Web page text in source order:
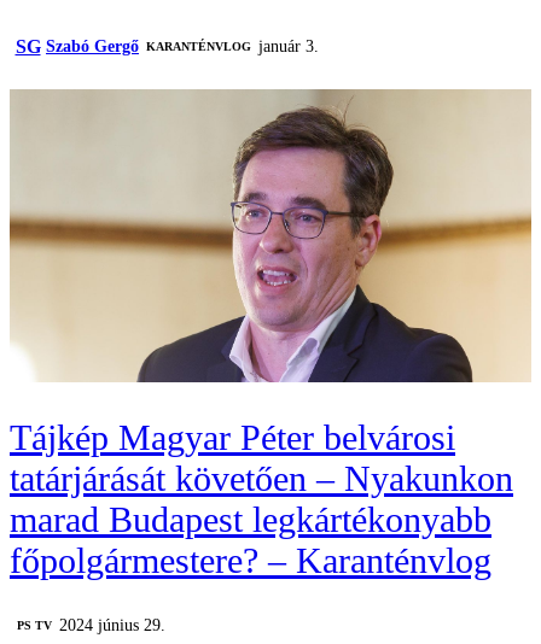
SG Szabó Gergő KARANTÉNVLOG január 3.
Tájkép Magyar Péter belvárosi
tatárjárását követően – Nyakunkon
marad Budapest legkártékonyabb
főpolgármestere? – Karanténvlog
PS TV
2024 június 29.